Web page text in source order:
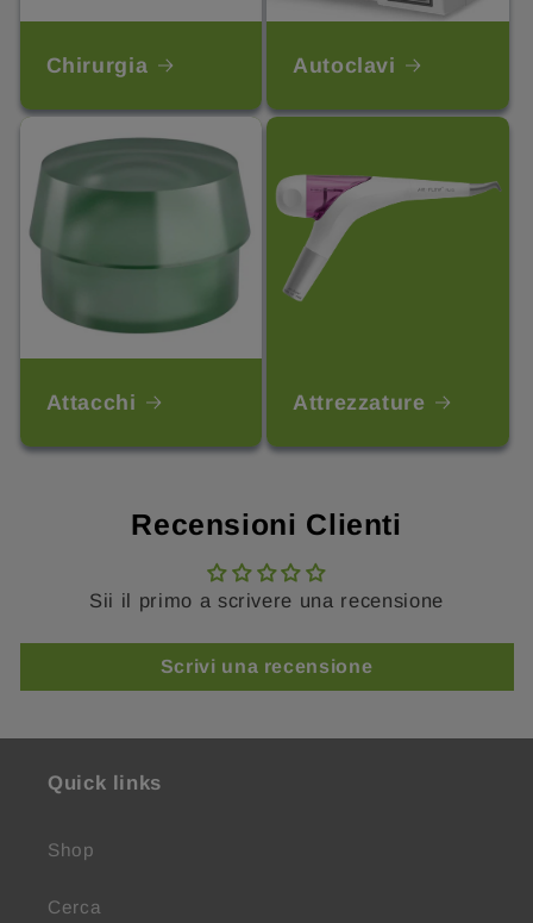
Chirurgia Autoclavi
Attacchi Attrezzature
Recensioni Clienti
Sii il primo a scrivere una recensione
Scrivi una recensione
Quick links
Shop
Cerca